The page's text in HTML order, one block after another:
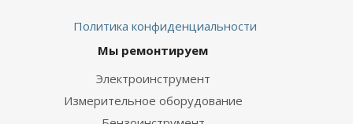
Политика конфиденциальности
Мы ремонтируем
Электроинструмент
Измерительное оборудование